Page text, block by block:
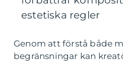
estetiska regler
Genom att förstå både
begränsningar kan